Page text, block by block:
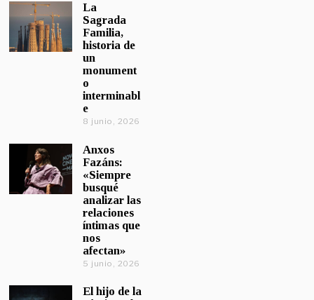
La
Sagrada
Familia,
historia de
un
monument
o
interminabl
e
8 junio, 2026
Anxos
Fazáns:
«Siempre
busqué
analizar las
relaciones
íntimas que
nos
afectan»
5 junio, 2026
El hijo de la